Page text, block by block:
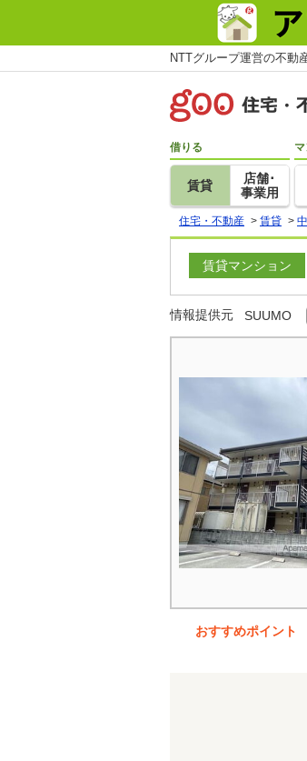
NTTグループ運営の不動
借りる
賃貸
店舗･
事業用
住宅・不動産 > 賃貸 >
賃貸マンション
情報提供元 SUUMO
おすすめポイント